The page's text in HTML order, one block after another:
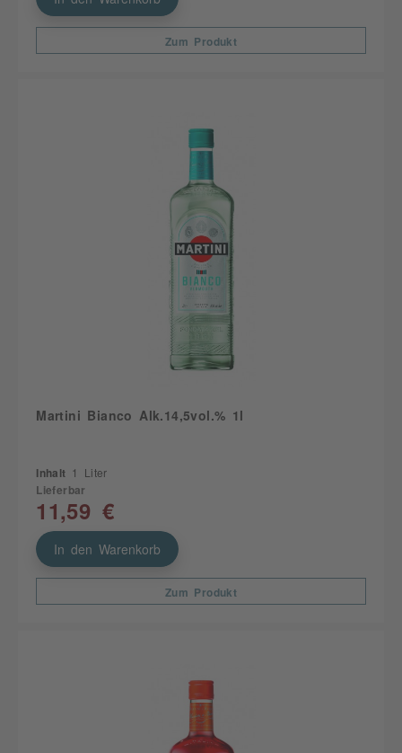
Zum Produkt
Martini Bianco Alk.14,5vol.% 1l
Inhalt 1 Liter
Lieferbar
11,59 €
In den Warenkorb
Zum Produkt